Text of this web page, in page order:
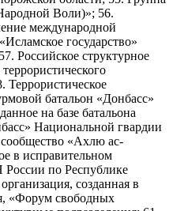
Воли)»; 56.
международной
государство»
Российское структурное
батальон «Донбасс»
на базе батальона
Национальной гвардии
«Ахлю ас-
в исправительном
по Республике
созданная в
«Форум свободных